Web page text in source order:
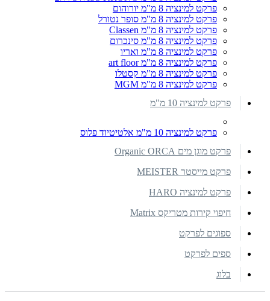
פרקט למינציה 8 מ"מ יורוהום
פרקט למינציה 8 מ"מ סופר נטורל
פרקט למינציה 8 מ"מ Classen
פרקט למינציה 8 מ"מ סינכרום
פרקט למינציה 8 מ"מ ואריו
פרקט למינציה 8 מ"מ art floor
פרקט למינציה 8 מ"מ קסטלו
פרקט למינציה 8 מ"מ MGM
פרקט למינציה 10 מ"מ
פרקט למינציה 10 מ"מ אלטיטיוד פלוס
פרקט מוגן מים Organic ORCA
פרקט מייסטר MEISTER
פרקט למינציה HARO
חיפוי קירות מטריקס Matrix
ספוגים לפרקט
ספים לפרקט
בלוג